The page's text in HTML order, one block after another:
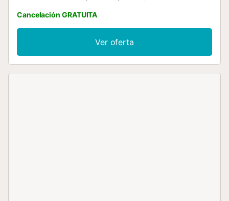
5 personas. Los servicios adicionales incluyen Wi-Fi de alta
velocidad (apto para videollamadas), televisión y lavadora.
También hay disponible una cuna. Calefactores
disponibles bajo petición. Este establecimiento dispone de
una zona exterior privada con terraza y balcón. Los
Cancelación GRATUITA
Ver oferta